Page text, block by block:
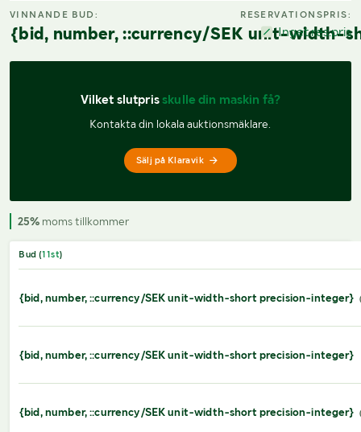
VINNANDE BUD:
{bid, number, ::currency/SEK unit-width-
RESERVATIONSPRIS:
Inget res.pris
Vilket slutpris skulle din maskin få?
Kontakta din lokala auktionsmäklare.
Sälj på Klaravik
25% moms tillkommer
Bud (11st)
{bid, number, ::currency/SEK unit-width-short precision-integer}
{bid, number, ::currency/SEK unit-width-short precision-integer}
{bid, number, ::currency/SEK unit-width-short precision-integer}